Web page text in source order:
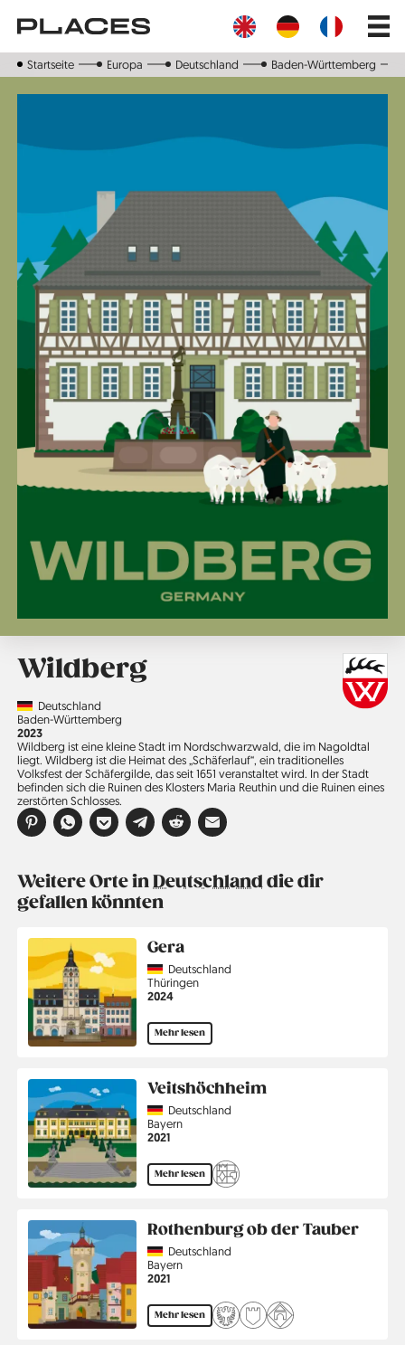
zum
Inhalt
Main
Startseite Europa Deutschland Baden-Württemberg
Wildberg
CountryDeutschland
Region
Baden-Württemberg
Jahr
2023
Wildberg ist eine kleine Stadt im Nordschwarzwald, die im Nagoldtal
liegt. Wildberg ist die Heimat des „Schäferlauf“, ein traditionelles
Volksfest der Schäfergilde, das seit 1651 veranstaltet wird. In der Stadt
befinden sich die Ruinen des Klosters Maria Reuthin und die Ruinen eines
zerstörten Schlosses.
Weitere Orte inDeutschlanddie dir
gefallen könnten
Gera
CountryDeutschland
Region
Thüringen
Jahr
2024
Mehr lesen
Veitshöchheim
CountryDeutschland
Region
Bayern
Jahr
2021
Mehr lesen
Rothenburg ob der Tauber
CountryDeutschland
Region
Bayern
Jahr
2021
Mehr lesen